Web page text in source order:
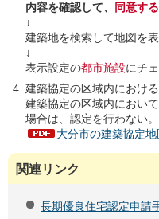
内容を確認して、
同意する
↓
建築地を検索して地図を
↓
表示設定の都市施設にチ
建築協定の区域内におけ
建築協定の区域内におい
場合は、認定を行わない。
大分市の建築協定地
関連リンク
長期優良住宅認定申請